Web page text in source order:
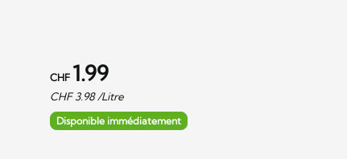
CHF 1.99
CHF3.98/Litre
Disponible immédiatement